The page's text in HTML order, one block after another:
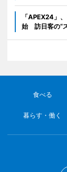
「APEX24」
始 訪日客の“
食べる
暮らす・働く